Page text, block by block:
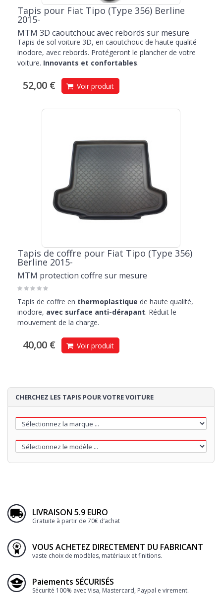
Tapis pour Fiat Tipo (Type 356) Berline
2015-
MTM 3D caoutchouc avec rebords sur mesure
Tapis de sol voiture 3D, en caoutchouc de haute qualité
inodore, avec rebords. Protégeront le plancher de votre
voiture. Innovants et confortables.
52,00 € Voir produit
Tapis de coffre pour Fiat Tipo (Type 356)
Berline 2015-
MTM protection coffre sur mesure
Tapis de coffre en thermoplastique de haute qualité,
inodore, avec surface anti-dérapant. Réduit le
mouvement de la charge.
40,00 € Voir produit
CHERCHEZ LES TAPIS POUR VOTRE VOITURE
LIVRAISON 5.9 EURO
Gratuite à partir de 70€ d’achat
VOUS ACHETEZ DIRECTEMENT DU FABRICANT
vaste choix de modèles, matériaux et finitions.
Paiements SÉCURISÉS
Sécurité 100% avec Visa, Mastercard, Paypal e virement.